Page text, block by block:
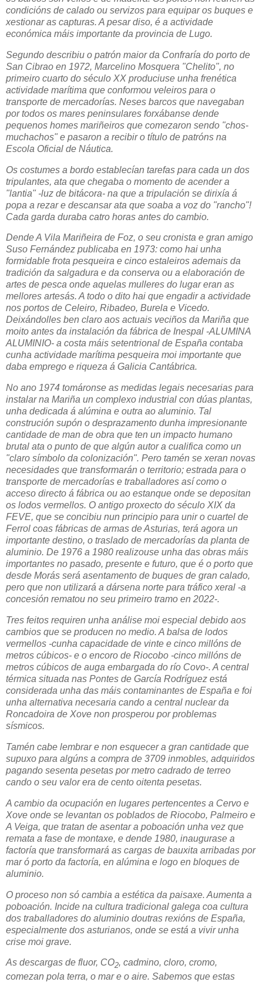
condicións de calado ou servizos para equipar os buques e
xestionar as capturas. A pesar diso, é a actividade
económica máis importante da provincia de Lugo.
Segundo describiu o patrón maior da Confraría do porto de
San Cibrao en 1972, Marcelino Mosquera "Chelito", no
primeiro cuarto do século XX produciuse unha frenética
actividade marítima que conformou veleiros para o
transporte de mercadorías. Neses barcos que navegaban
por todos os mares peninsulares forxábanse dende
pequenos homes mariñeiros que comezaron sendo "chos-
muchachos" e pasaron a recibir o título de patróns na
Escola Oficial de Náutica.
Os costumes a bordo establecían tarefas para cada un dos
tripulantes, ata que chegaba o momento de acender a
"lantia" -luz de bitácora- na que a tripulación se dirixía á
popa a rezar e descansar ata que soaba a voz do "rancho"!
Cada garda duraba catro horas antes do cambio.
Dende A Vila Mariñeira de Foz, o seu cronista e gran amigo
Suso Fernández publicaba en 1973: como hai unha
formidable frota pesqueira e cinco estaleiros ademais da
tradición da salgadura e da conserva ou a elaboración de
artes de pesca onde aquelas mulleres do lugar eran as
mellores artesás. A todo o dito hai que engadir a actividade
nos portos de Celeiro, Ribadeo, Burela e Vicedo.
Deixándolles ben claro aos actuais veciños da Mariña que
moito antes da instalación da fábrica de Inespal -ALUMINA
ALUMINIO- a costa máis setentrional de España contaba
cunha actividade marítima pesqueira moi importante que
daba emprego e riqueza á Galicia Cantábrica.
No ano 1974 tomáronse as medidas legais necesarias para
instalar na Mariña un complexo industrial con dúas plantas,
unha dedicada á alúmina e outra ao aluminio. Tal
construción supón o desprazamento dunha impresionante
cantidade de man de obra que ten un impacto humano
brutal ata o punto de que algún autor a cualifica como un
"claro símbolo da colonización". Pero tamén se xeran novas
necesidades que transformarán o territorio; estrada para o
transporte de mercadorías e traballadores así como o
acceso directo á fábrica ou ao estanque onde se depositan
os lodos vermellos. O antigo proxecto do século XIX da
FEVE, que se concibiu nun principio para unir o cuartel de
Ferrol coas fábricas de armas de Asturias, terá agora un
importante destino, o traslado de mercadorías da planta de
aluminio. De 1976 a 1980 realizouse unha das obras máis
importantes no pasado, presente e futuro, que é o porto que
desde Morás será asentamento de buques de gran calado,
pero que non utilizará a dársena norte para tráfico xeral -a
concesión rematou no seu primeiro tramo en 2022-.
Tres feitos requiren unha análise moi especial debido aos
cambios que se producen no medio. A balsa de lodos
vermellos -cunha capacidade de vinte e cinco millóns de
metros cúbicos- e o encoro de Riocobo -cinco millóns de
metros cúbicos de auga embargada do río Covo-. A central
térmica situada nas Pontes de García Rodríguez está
considerada unha das máis contaminantes de España e foi
unha alternativa necesaria cando a central nuclear da
Roncadoira de Xove non prosperou por problemas
sísmicos.
Tamén cabe lembrar e non esquecer a gran cantidade que
supuxo para algúns a compra de 3709 inmobles, adquiridos
pagando sesenta pesetas por metro cadrado de terreo
cando o seu valor era de cento oitenta pesetas.
A cambio da ocupación en lugares pertencentes a Cervo e
Xove onde se levantan os poblados de Riocobo, Palmeiro e
A Veiga, que tratan de asentar a poboación unha vez que
remata a fase de montaxe, e dende 1980, inaugurase a
factoría que transformará as cargas de bauxita arribadas por
mar ó porto da factoría, en alúmina e logo en bloques de
aluminio.
O proceso non só cambia a estética da paisaxe. Aumenta a
poboación. Incide na cultura tradicional galega coa cultura
dos traballadores do aluminio doutras rexións de España,
especialmente dos asturianos, onde se está a vivir unha
crise moi grave.
As descargas de fluor, CO2, cadmino, cloro, cromo,
comezan pola terra, o mar e o aire. Sabemos que estas